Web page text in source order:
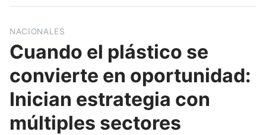
NACIONALES
Cuando el plástico se
convierte en oportunidad:
Inician estrategia con
múltiples sectores